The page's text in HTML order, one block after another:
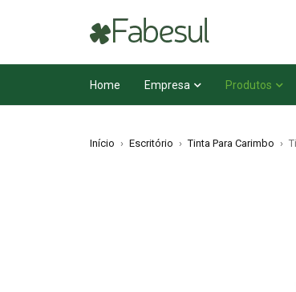
Home Empresa Produtos
Início › Escritório › Tinta Para Carimbo ›